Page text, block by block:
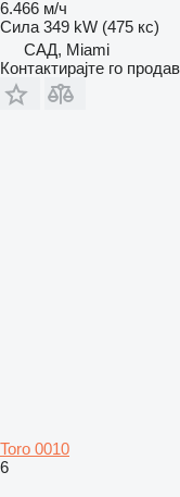
6.466 м/ч
Сила 349 kW (475 кс)
САД, Miami
Контактирајте го
Toro 0010
6